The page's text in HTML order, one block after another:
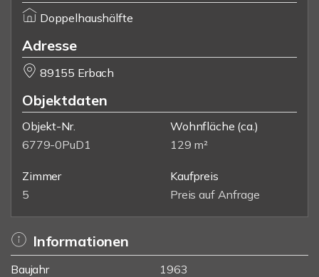
Doppelhaushälfte
Adresse
89155 Erbach
Objektdaten
Objekt-Nr.
6779-0PuD1
Wohnfläche (ca.)
129 m²
Zimmer
5
Kaufpreis
Preis auf Anfrage
Informationen
Baujahr
1963